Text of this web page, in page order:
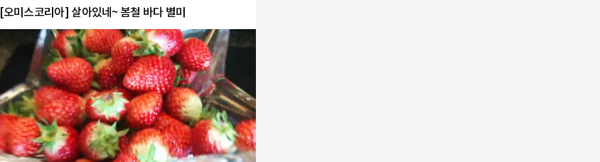
[오미스코리아] 살아있네~ 봄철 바다 별미